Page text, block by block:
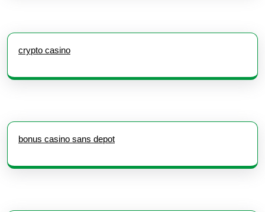
crypto casino
bonus casino sans depot